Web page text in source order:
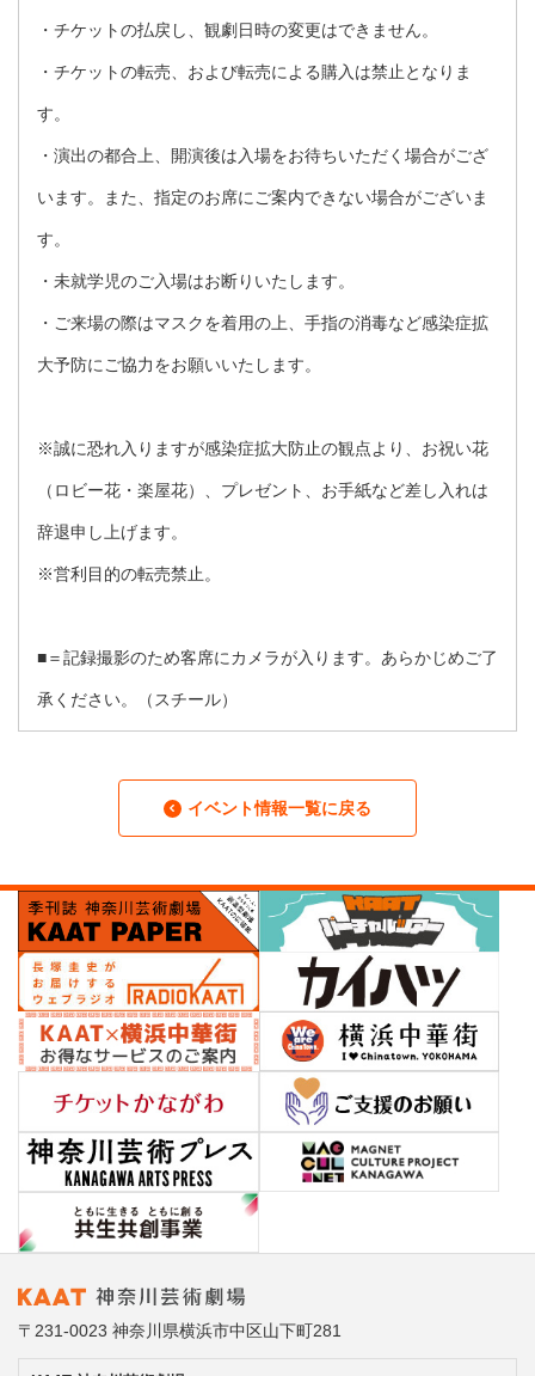
・チケットの払戻し、観劇日時の変更はできません。
・チケットの転売、および転売による購入は禁止となりま
す。
・演出の都合上、開演後は入場をお待ちいただく場合がござ
います。また、指定のお席にご案内できない場合がございま
す。
・未就学児のご入場はお断りいたします。
・ご来場の際はマスクを着用の上、手指の消毒など感染症拡
大予防にご協力をお願いいたします。
※誠に恐れ入りますが感染症拡大防止の観点より、お祝い花
（ロビー花・楽屋花）、プレゼント、お手紙など差し入れは
辞退申し上げます。
※営利目的の転売禁止。
■＝記録撮影のため客席にカメラが入ります。あらかじめご了
承ください。（スチール）
イベント情報一覧に戻る
〒231-0023 神奈川県横浜市中区山下町281